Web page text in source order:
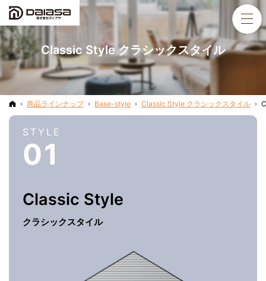
Classic Style クラシックスタイル
ホーム
商品ラインナップ Base-style Classic Style クラシックスタイル
STYLE
01
Classic Style
クラシックスタイル